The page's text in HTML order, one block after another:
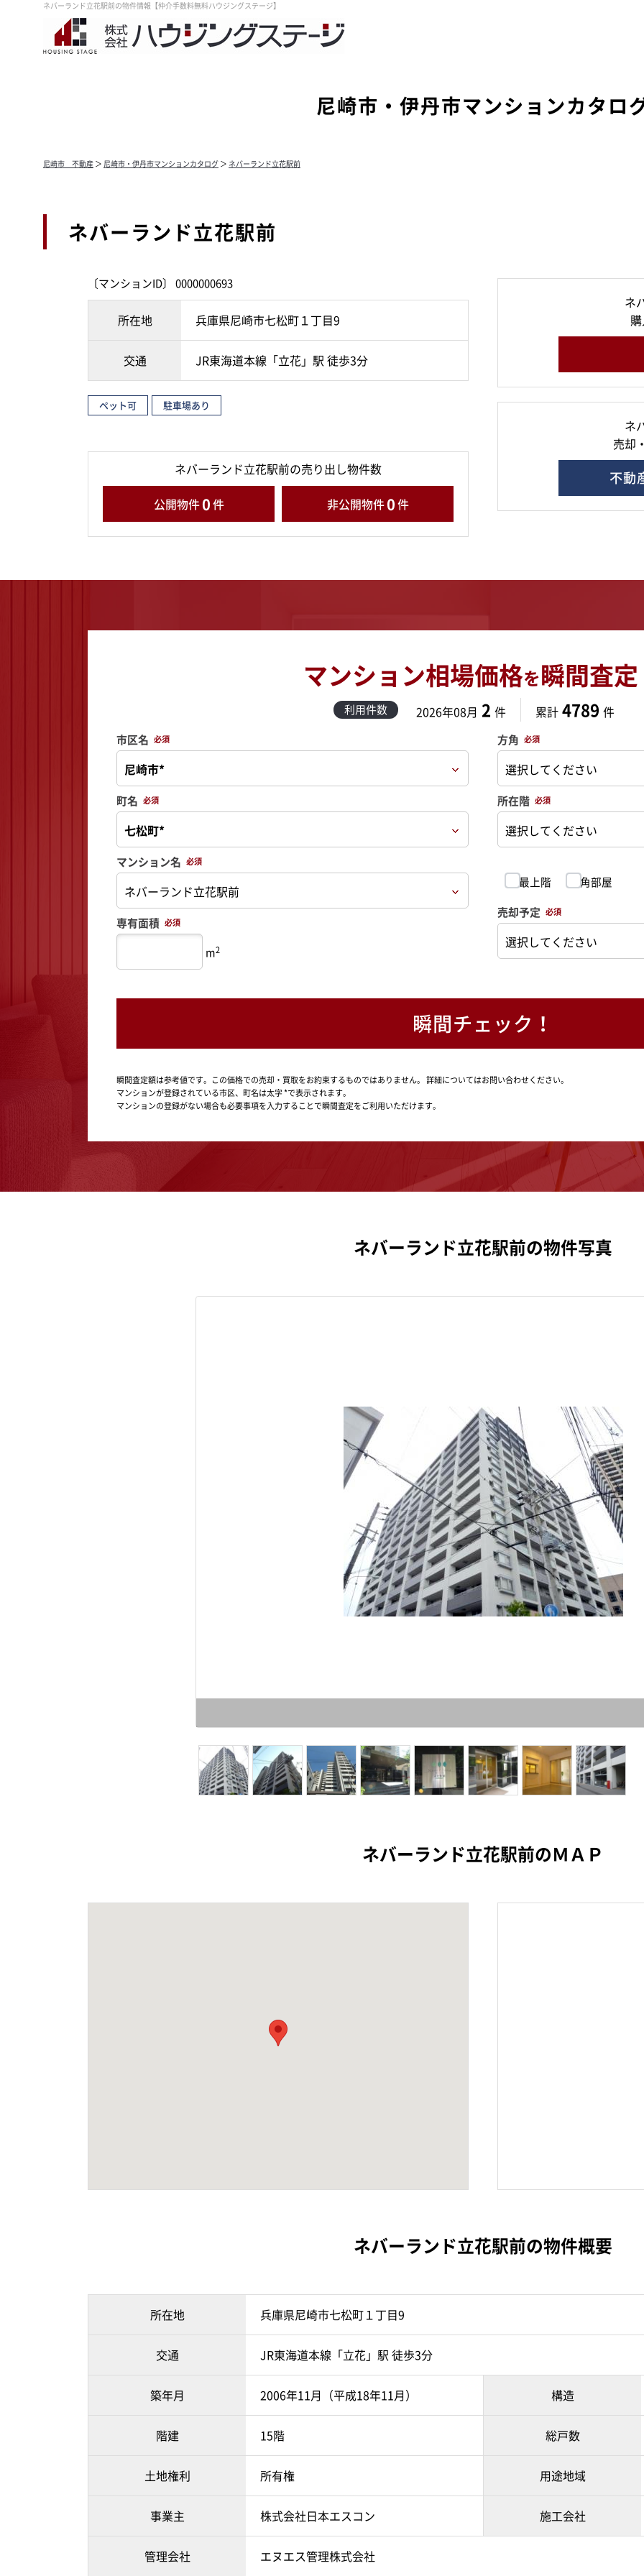
ネバーランド立花駅前の物件情報【仲介手数料無料ハウジングステージ】
尼崎市・伊丹市マンションカタロ
尼崎市 不動産 ＞ 尼崎市・伊丹市マンションカタログ ＞ ネバーランド立花駅前
ネバーランド立花駅前
〔マンションID〕 0000000693
所在地 兵庫県尼崎市七松町１丁目9
交通 JR東海道本線「立花」駅 徒歩3分
ペット可 駐車場あり
ネバーランド立花駅前の売り出し物件数
公開物件0件 非公開物件0件
ネ
ネ
売却
不動
マンション相場価格を瞬間査
利用件数 2026年08月 2 件 累計 4789 件
市区名 必須
町名 必須
マンション名 必須
専有面積 必須
m2
方角 必須
所在階 必須
最上階
角部屋
売却予定 必須
瞬間チェック！
瞬間査定額は参考値です。この価格での売却・買取をお約束するものではありません。 詳細についてはお問い合わせください。
マンションが登録されている市区、町名は太字 *で表示されます。
マンションの登録がない場合も必要事項を入力することで瞬間査定をご利用いただけます。
ネバーランド立花駅前の物件写真
ネバーランド立花駅前のＭＡＰ
ネバーランド立花駅前の物件概要
所在地 兵庫県尼崎市七松町１丁目9
交通 JR東海道本線「立花」駅 徒歩3分
築年月 2006年11月（平成18年11月） 構造
階建 15階 総戸数
土地権利 所有権 用途地域
事業主 株式会社日本エスコン 施工会社
管理会社 エヌエス管理株式会社